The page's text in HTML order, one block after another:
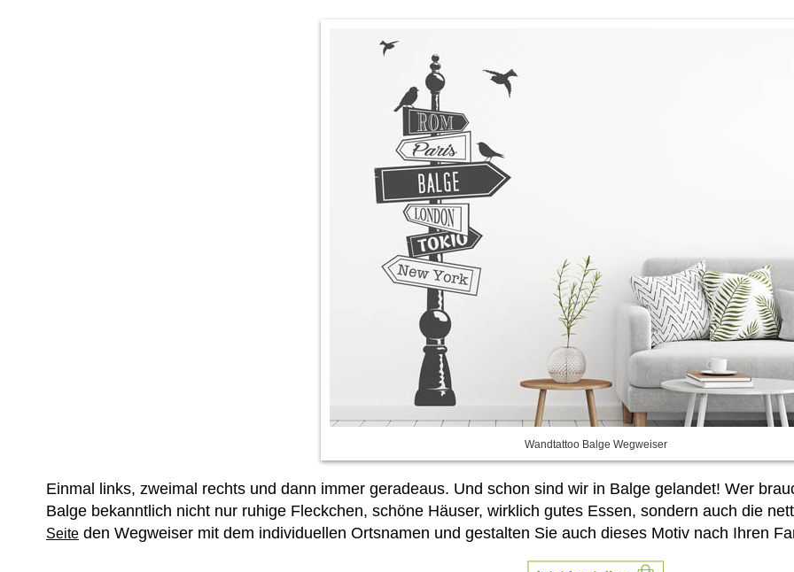
Wandtattoo Balge Wegweiser
Einmal links, zweimal rechts und dann immer geradeaus. Und schon sind wir in Balge gelandet! Wer
Balge bekanntlich nicht nur ruhige Fleckchen, schöne Häuser, wirklich gutes Essen, sondern auch die
Seite den Wegweiser mit dem individuellen Ortsnamen und gestalten Sie auch dieses Motiv nach Ihren